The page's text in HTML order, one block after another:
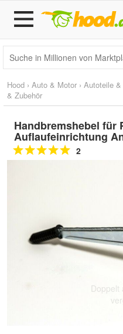
Hood › Auto & Motor › Autoteile
& Zubehör
Handbremshebel für
Auflaufeinrichtung
2
Doppelt